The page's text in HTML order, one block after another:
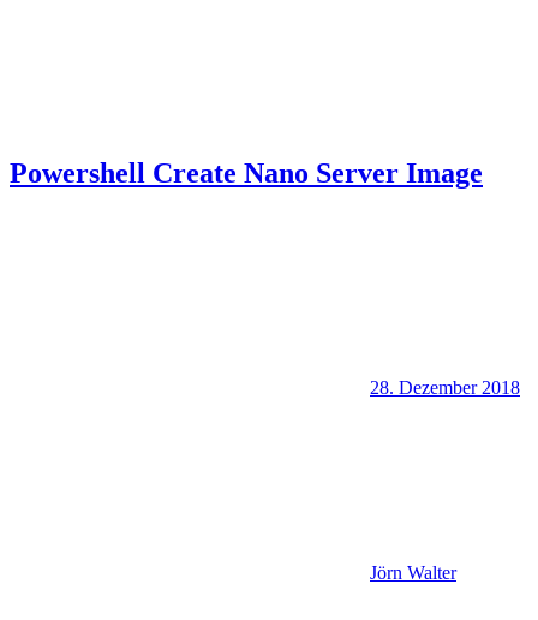
Powershell Create Nano Server Image
28. Dezember 2018
Jörn Walter